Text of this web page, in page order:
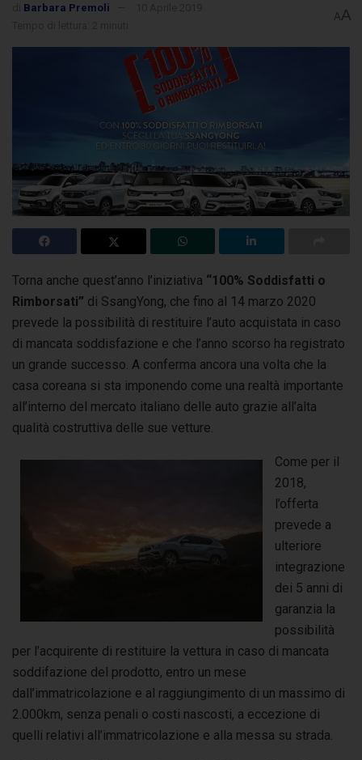
Barbara Premoli
AA
Torna anche quest’anno l’iniziativa “100% Soddisfatti o
Rimborsati” di SsangYong, che fino al 14 marzo 2020
prevede la possibilità di restituire l’auto acquistata in caso
di mancata soddisfazione e che l’anno scorso ha registrato
un grande successo. A conferma ancora una volta che la
casa coreana si sta imponendo come una realtà importante
all’interno del mercato italiano delle auto grazie all’alta
qualità costruttiva delle sue vetture.
Come per il
2018,
l’offerta
prevede a
ulteriore
integrazione
dei 5 anni di
garanzia la
possibilità
per l’acquirente di restituire la vettura in caso di mancata
soddifazione del prodotto, entro un mese
dall’immatricolazione e al raggiungimento di un massimo di
2.000km, senza penali o costi nascosti, a eccezione di
quelli relativi all’immatricolazione e alla messa su strada.